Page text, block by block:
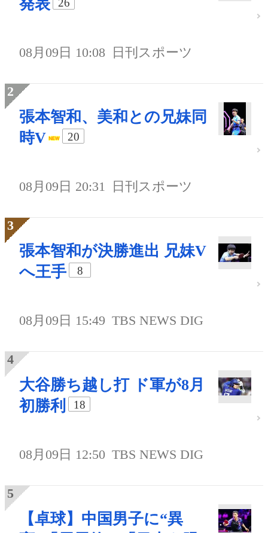
発表 26
08月09日 10:08 日刊スポーツ
張本智和、美和との兄妹同
時V
20
08月09日 20:31 日刊スポーツ
張本智和が決勝進出 兄妹V
へ王手
8
08月09日 15:49 TBS NEWS DIG
大谷勝ち越し打 ド軍が8月
初勝利
18
08月09日 12:50 TBS NEWS DIG
【卓球】中国男子に“異